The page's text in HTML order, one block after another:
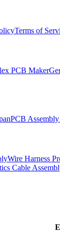
Terms of
PCB Maker
PCB
Wire Harness
Cable